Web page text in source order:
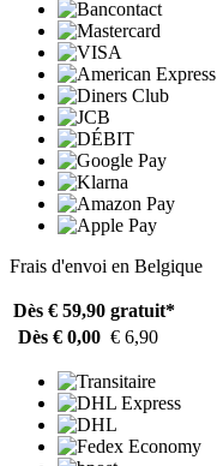
Frais d'envoi en Belgique
Dès € 59,90 gratuit*
Dès € 0,00 € 6,90